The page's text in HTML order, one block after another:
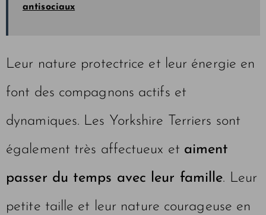
antisociaux
Leur nature protectrice et leur énergie en
font des compagnons actifs et
dynamiques. Les Yorkshire Terriers sont
également très affectueux et aiment
passer du temps avec leur famille. Leur
petite taille et leur nature courageuse en